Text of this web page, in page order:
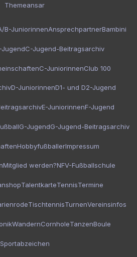
Themeansar
B-JuniorinnenAnsprechpartnerBambini
JugendC-Jugend-Beitragsarchiv
C-JuniorinnenClub 100
D-JuniorinnenD1- und D2-Jugend
E-JuniorinnenF-Jugend
G-JugendG-Jugend-Beitragsarchiv
HobbyfußballerImpressum
Mitglied werden?NFV-Fußballschule
TalentkarteTennisTermine
TischtennisTurnenVereinsinfos
WandernCornholeTanzenBoule
Sportabzeichen